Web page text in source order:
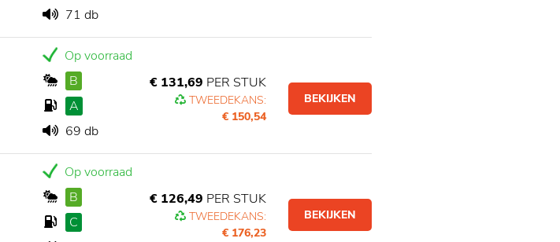
71 db
Op voorraad
B
A
69 db
€ 131,69 PER STUK
TWEEDEKANS:
€ 150,54
BEKIJKEN
Op voorraad
B
C
€ 126,49 PER STUK
TWEEDEKANS:
€ 176,23
BEKIJKEN